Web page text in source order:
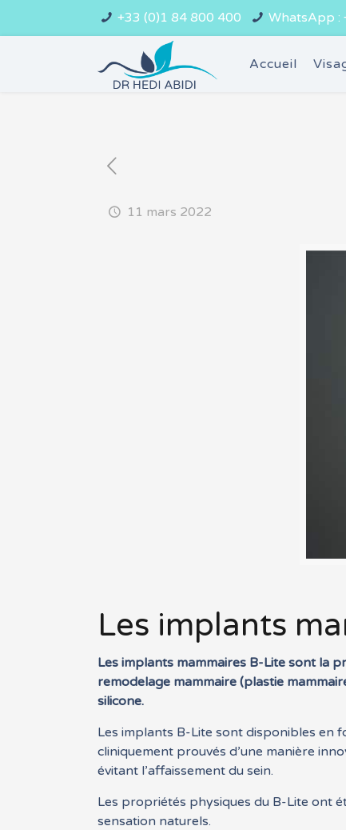
+33 (0)1 84 800 400 WhatsApp :
Accueil
11 mars 2022
Les implants
Les implants mammaires B-Lite sont la
remodelage mammaire (plastie
silicone.
Les implants B-Lite sont disponibles en
cliniquement prouvés d’une manière
évitant l’affaissement du sein.
Les propriétés physiques du B-Lite ont
sensation naturels.